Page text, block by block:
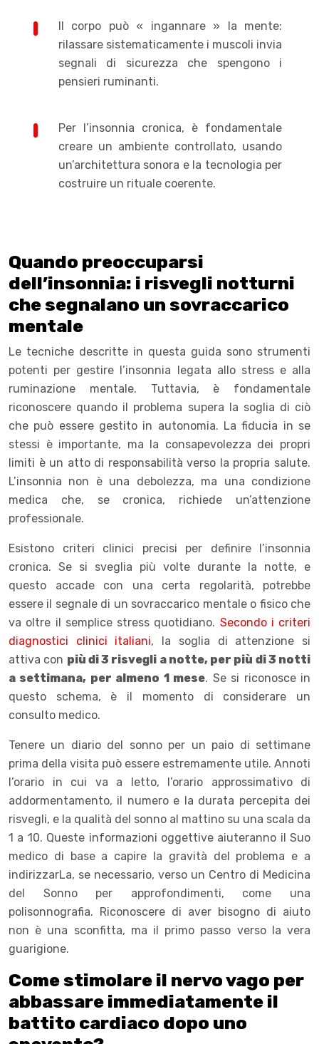
Il corpo può « ingannare » la mente:
rilassare sistematicamente i muscoli invia
segnali di sicurezza che spengono i
pensieri ruminanti.
Per l’insonnia cronica, è fondamentale
creare un ambiente controllato, usando
un’architettura sonora e la tecnologia per
costruire un rituale coerente.
Quando preoccuparsi
dell’insonnia: i risvegli notturni
che segnalano un sovraccarico
mentale
Le tecniche descritte in questa guida sono strumenti
potenti per gestire l’insonnia legata allo stress e alla
ruminazione mentale. Tuttavia, è fondamentale
riconoscere quando il problema supera la soglia di ciò
che può essere gestito in autonomia. La fiducia in se
stessi è importante, ma la consapevolezza dei propri
limiti è un atto di responsabilità verso la propria salute.
L’insonnia non è una debolezza, ma una condizione
medica che, se cronica, richiede un’attenzione
professionale.
Esistono criteri clinici precisi per definire l’insonnia
cronica. Se si sveglia più volte durante la notte, e
questo accade con una certa regolarità, potrebbe
essere il segnale di un sovraccarico mentale o fisico che
va oltre il semplice stress quotidiano. Secondo i criteri
diagnostici clinici italiani, la soglia di attenzione si
attiva con più di 3 risvegli a notte, per più di 3 notti
a settimana, per almeno 1 mese. Se si riconosce in
questo schema, è il momento di considerare un
consulto medico.
Tenere un diario del sonno per un paio di settimane
prima della visita può essere estremamente utile. Annoti
l’orario in cui va a letto, l’orario approssimativo di
addormentamento, il numero e la durata percepita dei
risvegli, e la qualità del sonno al mattino su una scala da
1 a 10. Queste informazioni oggettive aiuteranno il Suo
medico di base a capire la gravità del problema e a
indirizzarLa, se necessario, verso un Centro di Medicina
del Sonno per approfondimenti, come una
polisonnografia. Riconoscere di aver bisogno di aiuto
non è una sconfitta, ma il primo passo verso la vera
guarigione.
Come stimolare il nervo vago per
abbassare immediatamente il
battito cardiaco dopo uno